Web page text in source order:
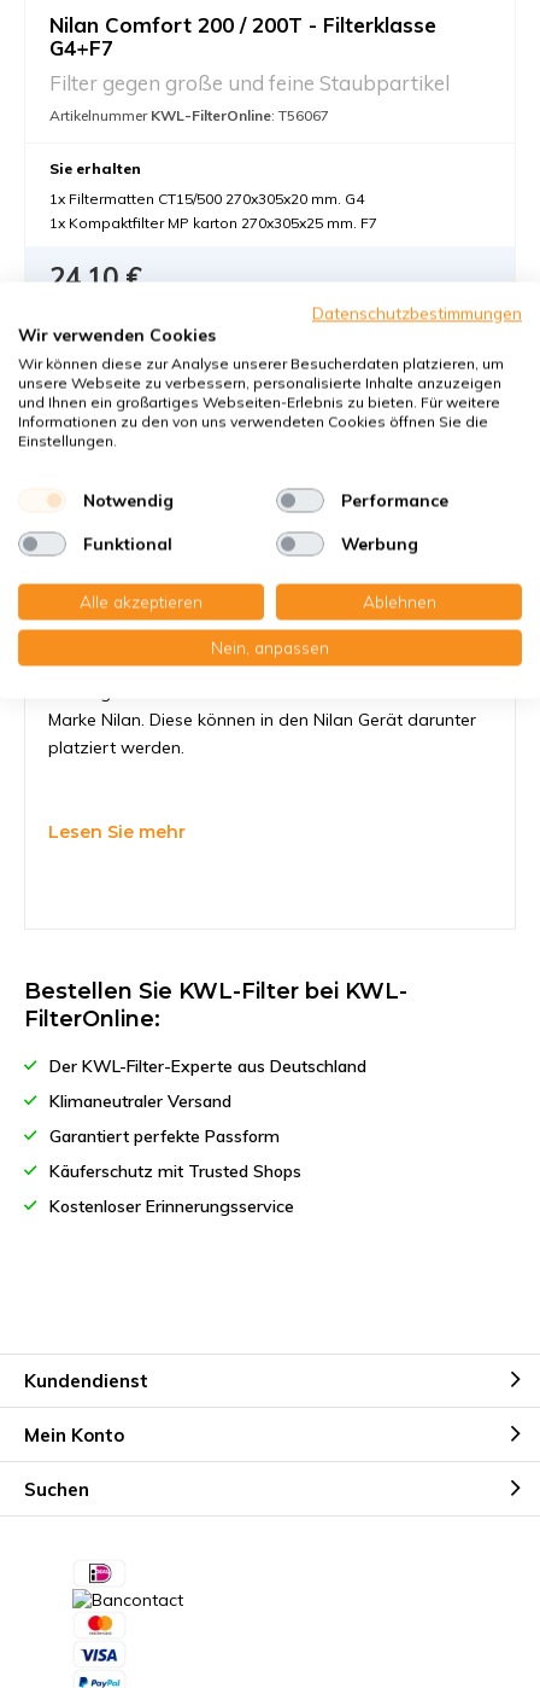
Nilan Comfort 200 / 200T - Filterklasse
G4+F7
Filter gegen große und feine Staubpartikel
Artikelnummer KWL-FilterOnline: T56067
Sie erhalten
1x Filtermatten CT15/500 270x305x20 mm. G4
1x Kompaktfilter MP karton 270x305x25 mm. F7
24,10 €
In den Warenkorb
Nilan Comfort 200 Top
KWL-FilterOnline sorgt dafür, daß Sie den richtigen
Nilan Comfort 200 Top Filter finden. In unserem
Marke Nilan. Diese können in den Nilan Gerät darunter
platziert werden.
Lesen Sie mehr
Bestellen Sie KWL-Filter bei KWL-
FilterOnline:
Der KWL-Filter-Experte aus Deutschland
Klimaneutraler Versand
Garantiert perfekte Passform
Käuferschutz mit Trusted Shops
Kostenloser Erinnerungsservice
Kundendienst
Mein Konto
Suchen
Datenschutzbestimmungen
Wir verwenden Cookies
Wir können diese zur Analyse unserer Besucherdaten platzieren, um
unsere Webseite zu verbessern, personalisierte Inhalte anzuzeigen
und Ihnen ein großartiges Webseiten-Erlebnis zu bieten. Für weitere
Informationen zu den von uns verwendeten Cookies öffnen Sie die
Einstellungen.
Notwendig Performance
Funktional Werbung
Alle akzeptieren Ablehnen
Nein, anpassen